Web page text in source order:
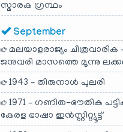
സ്മാരക ഗ്രന്ഥം
September
മലയാളരാജ്യം ചിത്രവാരിക –
ജനുവരി മാസത്തെ മൂന്നു
1943 – തിരുനാൾ പുലരി
1971 – ഗണിത-ഭൗതിക
കേരള ഭാഷാ ഇൻസ്റ്റിറ്റ്യൂട്ട്